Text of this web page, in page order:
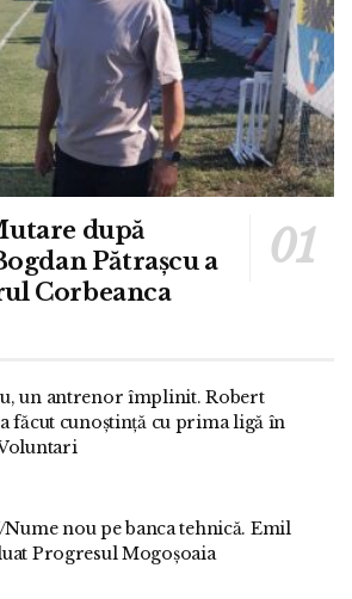
după
Pătrașcu a
Corbeanca
un antrenor împlinit. Robert
făcut cunoștință cu prima ligă în
Nume nou pe banca tehnică. Emil
Progresul Mogoșoaia